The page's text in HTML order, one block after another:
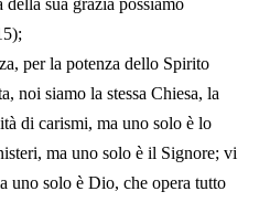
sua grazia possiamo
per la potenza dello Spirito
noi siamo la stessa Chiesa, la
di carismi, ma uno solo è lo
ma uno solo è il Signore; vi
uno solo è Dio, che opera tutto